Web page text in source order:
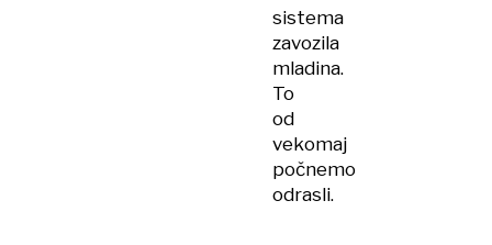
sistema
zavozila
mladina.
To
od
vekomaj
počnemo
odrasli.